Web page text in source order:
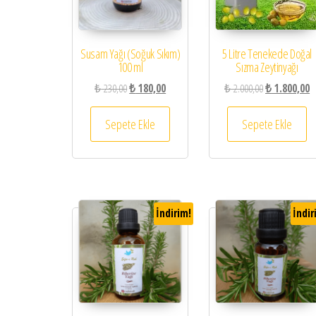
Susam Yağı (Soğuk Sıkım)
100 ml
₺230,00Orijinal fiyat: ₺ 230,00.
₺180,00Şu andaki fiyat: ₺ 180,00.
Sepete Ekle
5 Litre Tenekede Doğal
Sızma Zeytinyağı
₺2.000,00Orijinal fiyat: ₺
₺1.800,00
Sepete Ekle
İndirim!